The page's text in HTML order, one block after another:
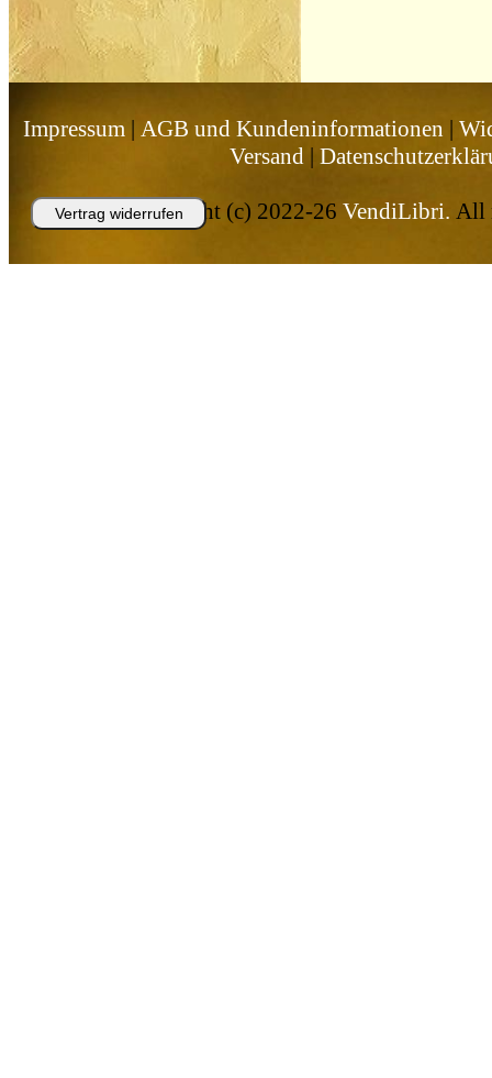
Impressum | AGB und Kundeninformationen |
Versand|
Copyright (c) 2022-26 VendiLibri. All
Vertrag widerrufen